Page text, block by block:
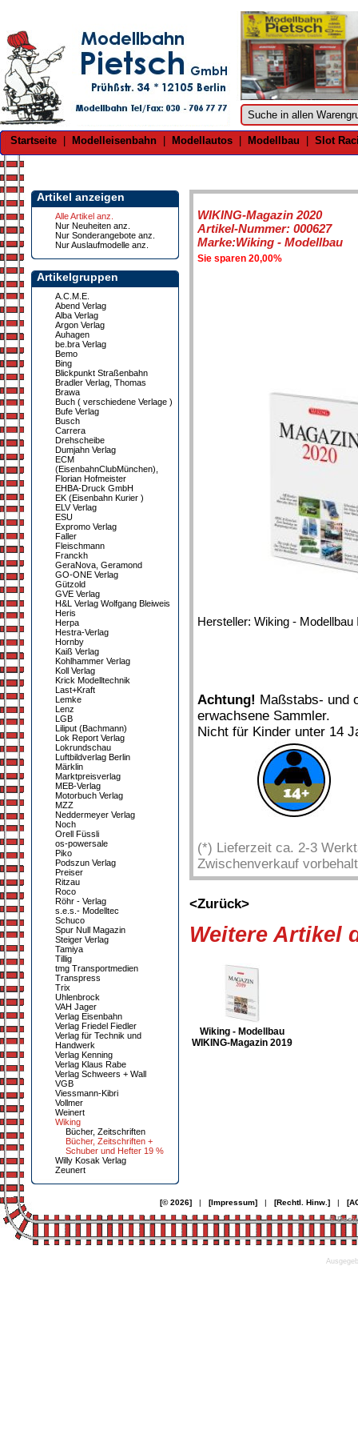
Startseite Modelleisenbahn Modellautos Modellbau Slot
Artikel anzeigen
Alle Artikel anz.
Nur Neuheiten anz.
Nur Sonderangebote anz.
Nur Auslaufmodelle anz.
Artikelgruppen
A.C.M.E.
Abend Verlag
Alba Verlag
Argon Verlag
Auhagen
be.bra Verlag
Bemo
Bing
Blickpunkt Straßenbahn
Bradler Verlag, Thomas
Brawa
Buch ( verschiedene Verlage )
Bufe Verlag
Busch
Carrera
Drehscheibe
Dumjahn Verlag
ECM
(EisenbahnClubMünchen),
Florian Hofmeister
EHBA-Druck GmbH
EK (Eisenbahn Kurier )
ELV Verlag
ESU
Expromo Verlag
Faller
Fleischmann
Franckh
GeraNova, Geramond
GO-ONE Verlag
Gützold
GVE Verlag
H&L Verlag Wolfgang Bleiweis
Heris
Herpa
Hestra-Verlag
Hornby
Kaiß Verlag
Kohlhammer Verlag
Koll Verlag
Krick Modelltechnik
Last+Kraft
Lemke
Lenz
LGB
Liliput (Bachmann)
Lok Report Verlag
Lokrundschau
Luftbildverlag Berlin
Märklin
Marktpreisverlag
MEB-Verlag
Motorbuch Verlag
MZZ
Neddermeyer Verlag
Noch
Orell Füssli
os-powersale
Piko
Podszun Verlag
Preiser
Ritzau
Roco
Röhr - Verlag
s.e.s.- Modelltec
Schuco
Spur Null Magazin
Steiger Verlag
Tamiya
Tillig
tmg Transportmedien
Transpress
Trix
Uhlenbrock
VAH Jager
Verlag Eisenbahn
Verlag Friedel Fiedler
Verlag für Technik und
Handwerk
Verlag Kenning
Verlag Klaus Rabe
Verlag Schweers + Wall
VGB
Viessmann-Kibri
Vollmer
Weinert
Wiking
Bücher, Zeitschriften
Bücher, Zeitschriften +
Schuber und Hefter 19 %
Willy Kosak Verlag
Zeunert
WIKING-Magazin 2020
Artikel-Nummer: 000627
Marke:Wiking - Modellbau
Sie sparen 20,00%
Hersteller: Wiking -
Achtung! Maßstabs- und
erwachsene Sammler.
Nicht für Kinder unter 14
(*) Lieferzeit ca. 2-3
Zwischenverkauf
<Zurück>
Weitere Artikel
Wiking - Modellbau
WIKING-Magazin 2019
[© 2026]| [Impressum]| [Rechtl. Hinw.]|
©